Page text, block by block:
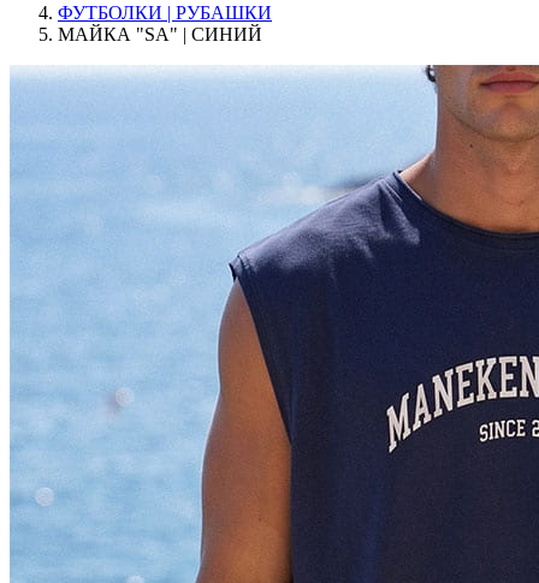
ФУТБОЛКИ | РУБАШКИ
МАЙКА "SA" | СИНИЙ